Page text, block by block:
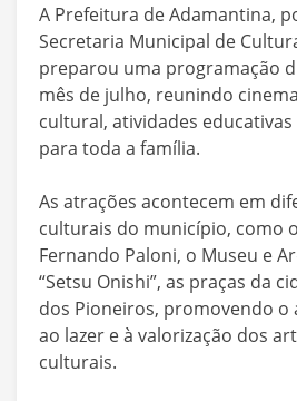
A Prefeitura de Adamantina,
Secretaria Municipal de
preparou uma programação
mês de julho, reunindo
cultural, atividades
para toda a família.
As atrações acontecem em
culturais do município, como
Fernando Paloni, o Museu e
“Setsu Onishi”, as praças da
dos Pioneiros, promovendo o
ao lazer e à valorização dos
culturais.